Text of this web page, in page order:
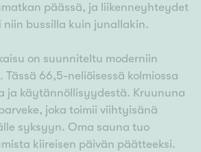
päässä, ja liikenneyhteydet
niin bussilla kuin junallakin.
on suunniteltu moderniin
Tässä 66,5-neliöisessä kolmiossa
ja käytännöllisyydestä. Kruununa
joka toimii viihtyisänä
syksyyn. Oma sauna tuo
kiireisen päivän päätteeksi.